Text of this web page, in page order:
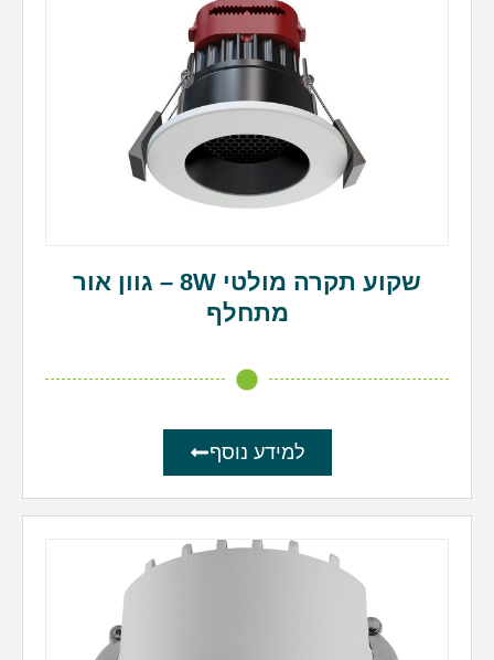
שקוע תקרה מולטי 8W – גוון אור
מתחלף
למידע נוסף